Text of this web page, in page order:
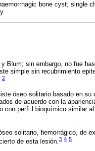
bone cyst; single
Blum; sin embargo, no fue
simple sin recubrimiento
2
óseo solitario basado en
de acuerdo con la
con perfi l bioquímico similar
solitario, hemorrágico, de
de esta lesión.3 4 5